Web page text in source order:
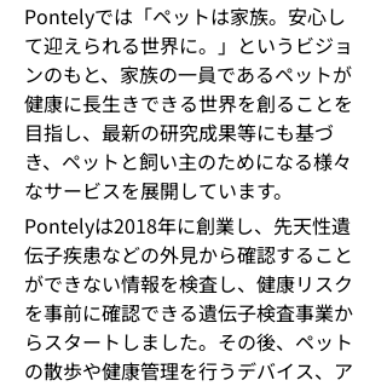
Pontelyでは「ペットは家族。安心し
て迎えられる世界に。」というビジョ
ンのもと、家族の一員であるペットが
健康に長生きできる世界を創ることを
目指し、最新の研究成果等にも基づ
き、ペットと飼い主のためになる様々
なサービスを展開しています。
Pontelyは2018年に創業し、先天性遺
伝子疾患などの外見から確認すること
ができない情報を検査し、健康リスク
を事前に確認できる遺伝子検査事業か
らスタートしました。その後、ペット
の散歩や健康管理を行うデバイス、ア